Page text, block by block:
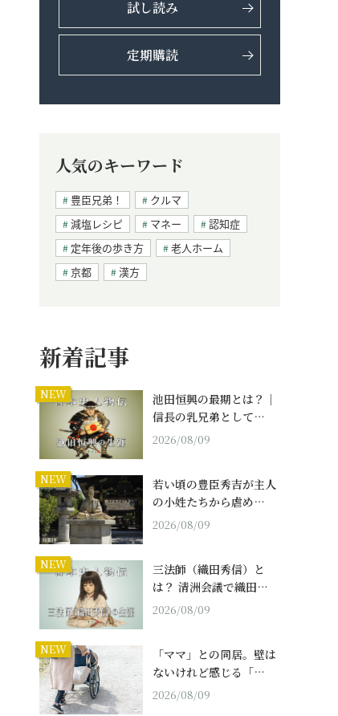
試し読み
定期購読
人気のキーワード
豊臣兄弟！
クルマ
減塩レシピ
マネー
認知症
定年後の歩き方
老人ホーム
京都
漢方
新着記事
NEW
池田恒興の最期とは？｜
信長の乳兄弟として…
2026/08/09
NEW
若い頃の豊臣秀吉が主人
の小姓たちから虐め…
2026/08/09
NEW
三法師（織田秀信）と
は？ 清洲会議で織田…
2026/08/09
NEW
「ママ」との同居。壁は
ないけれど感じる「…
2026/08/09